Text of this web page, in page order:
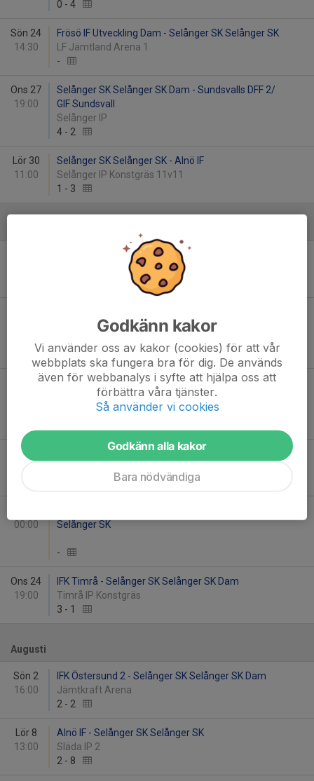
0 - 4
Sön 24
14:30
Frösö IF Utveckling Dam - Selånger SK Selånger SK
LF Jämtland Arena 1
-
Ons 27
19:00
Selånger SK Selånger SK Dam - Sundsvalls DFF 2/
GIF Sundsvall
Selånger IP
4 - 2
Lör 30
11:00
Selånger SK Selånger SK - Alnö IF
Selånger IP Konstgräs 11v11
1 - 3
Selånger SK Selånger SK Dam - Alnö IF
Selånger IP Konstgräs 11v11
2 -3
Lör 13
Selånger SK Selånger SK - Själevads IK Utveckling
Selånger IP Konstgräs 11v11
Tor 18
Selånger SK Selånger SK Dam - Ljusdals IF
00:00
Selånger SK
-
Ons 24
19:00
IFK Timrå - Selånger SK Selånger SK Dam
Timrå IP Konstgräs
3 - 1
Augusti
Sön 2
16:00
IFK Östersund 2 - Selånger SK Selånger SK Dam
Jämtkraft Arena
2 - 2
Lör 8
13:00
Alnö IF - Selånger SK Selånger SK
Släda IP 2
2 - 8
Godkänn kakor
Vi använder oss av kakor (cookies) för att vår
webbplats ska fungera bra för dig. De används
även för webbanalys i syfte att hjälpa oss att
förbättra våra tjänster.
Så använder vi cookies
Godkänn alla kakor
Bara nödvändiga